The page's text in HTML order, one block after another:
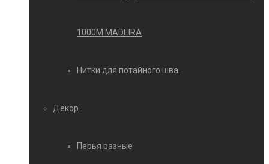
1000М MADEIRA
Нитки для потайного шва
Декор
Перья разные